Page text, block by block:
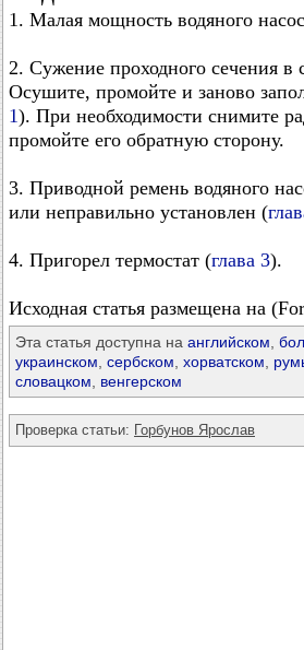
1. Малая мощность водяного
2. Сужение проходного сечения в
Осушите, промойте и заново
1). При необходимости снимите
промойте его обратную сторону.
3. Приводной ремень водяного
или неправильно установлен (
4. Пригорел термостат (глава 3).
Исходная статья размещена на
Эта статья доступна на английском
украинском сербском хорватском
словацком
венгерском
Проверка статьи: Горбунов Ярослав